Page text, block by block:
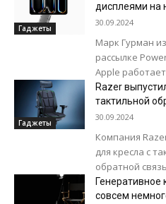
2412 х 1080
Гаджеты
дисплеями на
30.09.2024
Марк Гурман
рассылке
Apple
smart-
дебютировать
Гаджеты
Razer
тактильной
30.09.2024
Компания
для кресла с
обратной
Freyja при
спину и...
Генеративное
совсем